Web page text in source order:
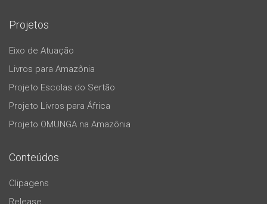
Projetos
Eixo de Atuação
Livros para Amazônia
Projeto Escolas do Sertão
Projeto Livros para África
Projeto OMUNGA na Amazônia
Conteúdos
Clipagens
Release